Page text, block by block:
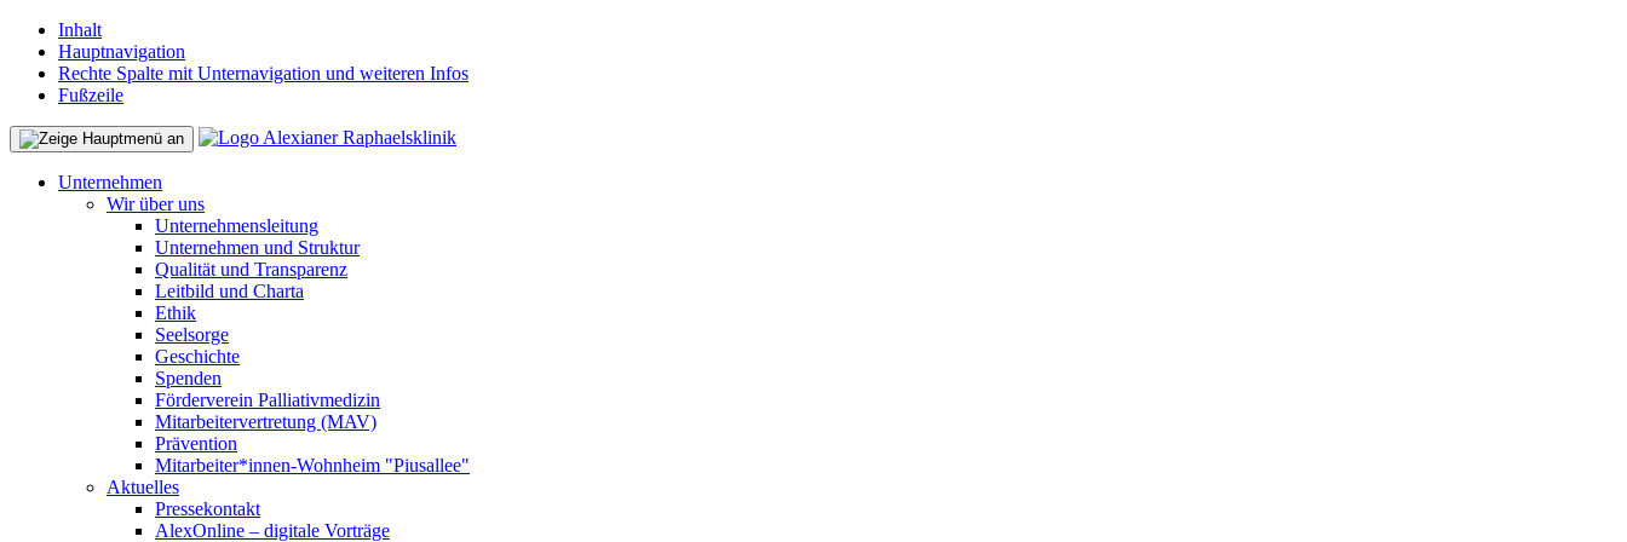
Inhalt
Hauptnavigation
Rechte Spalte mit Unternavigation und weiteren Infos
Fußzeile
Unternehmen
Wir über uns
Unternehmensleitung
Unternehmen und Struktur
Qualität und Transparenz
Leitbild und Charta
Ethik
Seelsorge
Geschichte
Spenden
Förderverein Palliativmedizin
Mitarbeitervertretung (MAV)
Prävention
Mitarbeiter*innen-Wohnheim "Piusallee"
Aktuelles
Pressekontakt
AlexOnline – digitale Vorträge